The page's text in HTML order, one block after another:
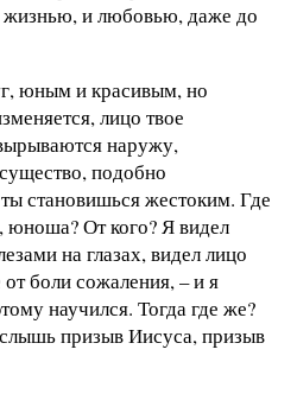
и любовью, даже до
юным и красивым, но
лицо твое
наружу,
подобно
становишься жестоким. Где
юноша? От кого? Я видел
на глазах, видел лицо
боли сожаления, – и я
научился. Тогда где же?
призыв Иисуса, призыв